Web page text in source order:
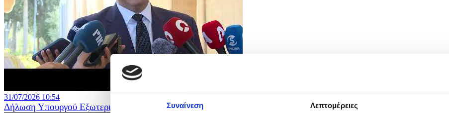
Συναίνεση Λεπτομέρειες
31/07/2026 10:54
Δήλωση Υπουργού Εξωτερικών μετά τη συνάντηση του ΠτΔ με τον Ειδικό Απεσταλμένο ΕΕ για το...